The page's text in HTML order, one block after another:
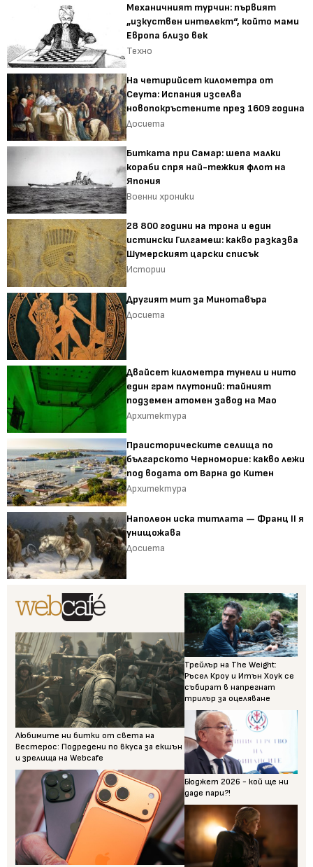
Механичният турчин: първият
„изкуствен интелект“, който мами
Европа близо век
Техно
На четирийсет километра от
Сеута: Испания изселва
новопокръстените през 1609 година
Досиета
Битката при Самар: шепа малки
кораби спря най-тежкия флот на
Япония
Военни хроники
28 800 години на трона и един
истински Гилгамеш: какво разказва
Шумерският царски списък
Истории
Другият мит за Минотавъра
Досиета
Двайсет километра тунели и нито
един грам плутоний: тайният
подземен атомен завод на Мао
Архитектура
Праисторическите селища по
българското Черноморие: какво лежи
под водата от Варна до Китен
Архитектура
Наполеон иска титлата — Франц II я
унищожава
Досиета
Любимите ни битки от света на
Вестерос: Подредени по вкуса за екшън
и зрелища на Webcafe
Трейлър на The Weight:
Ръсел Кроу и Итън Хоук се
събират в напрегнат
трилър за оцеляване
Бюджет 2026 - кой ще ни
даде пари?!